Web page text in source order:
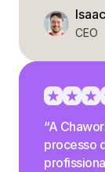
Isaac
CEO
“A
processo